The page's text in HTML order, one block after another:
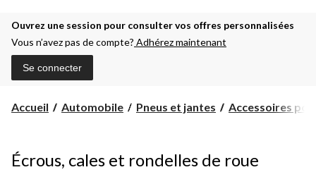
Ouvrez une session pour consulter vos offres personnalisées
Vous n’avez pas de compte? Adhérez maintenant
Se connecter
Accueil Automobile Pneus et jantes Accessoires
Écrous, cales et rondelles de roue